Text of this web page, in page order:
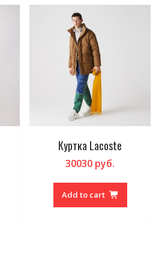
Куртка Lacoste
30030 руб.
Add to cart